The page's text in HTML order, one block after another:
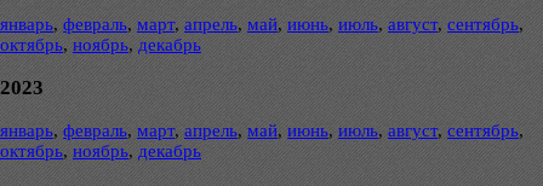
январь, февраль, март, апрель, май, июнь, июль, август, сентябрь,
октябрь, ноябрь, декабрь
2023
январь, февраль, март, апрель, май, июнь, июль, август, сентябрь,
октябрь, ноябрь, декабрь